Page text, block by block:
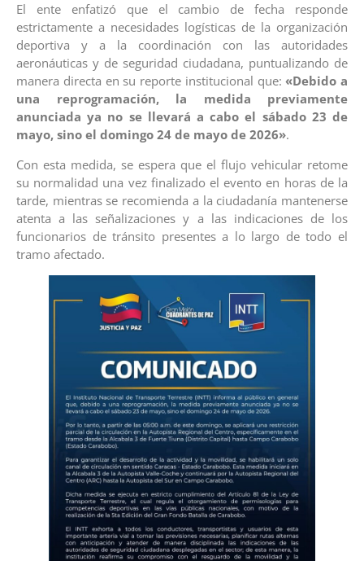
El ente enfatizó que el cambio de fecha responde
estrictamente a necesidades logísticas de la organización
deportiva y a la coordinación con las autoridades
aeronáuticas y de seguridad ciudadana, puntualizando de
manera directa en su reporte institucional que:«Debido a
una reprogramación, la medida previamente
anunciada ya no se llevará a cabo el sábado 23 de
mayo, sino el domingo 24 de mayo de 2026».
Con esta medida, se espera que el flujo vehicular retome
su normalidad una vez finalizado el evento en horas de la
tarde, mientras se recomienda a la ciudadanía mantenerse
atenta a las señalizaciones y a las indicaciones de los
funcionarios de tránsito presentes a lo largo de todo el
tramo afectado.